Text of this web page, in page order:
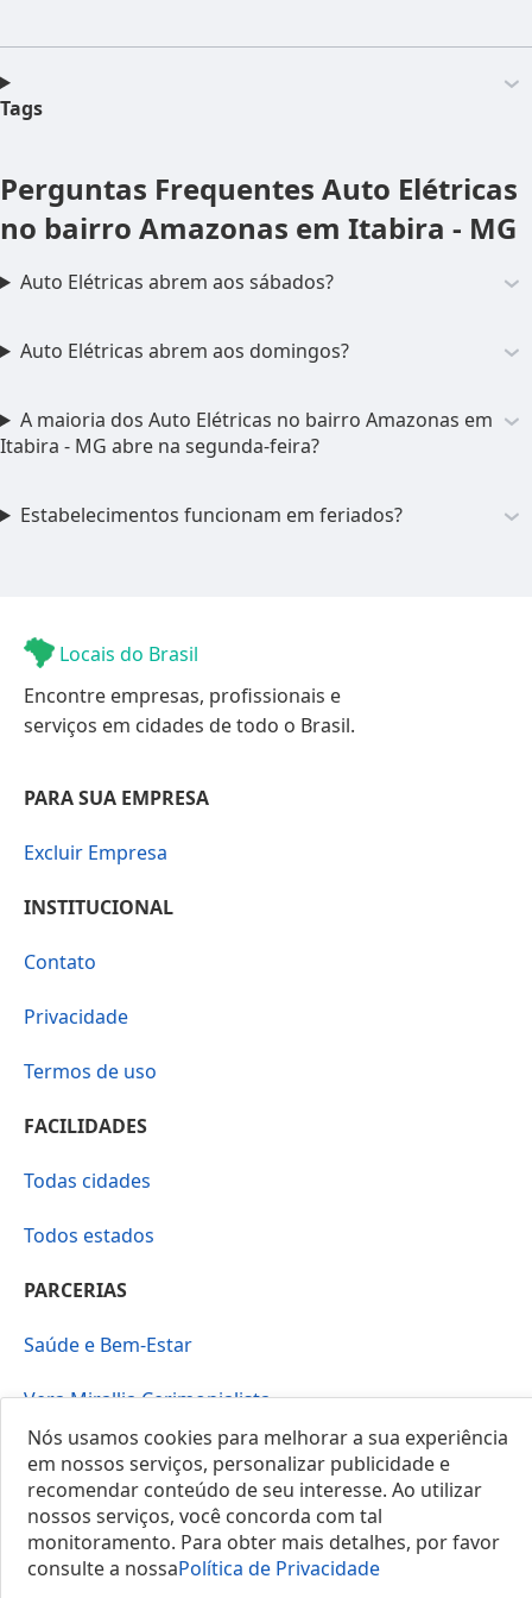
Tags
Perguntas Frequentes Auto Elétricas
no bairro Amazonas em Itabira - MG
Auto Elétricas abrem aos sábados?
Auto Elétricas abrem aos domingos?
A maioria dos Auto Elétricas no bairro Amazonas em
Itabira - MG abre na segunda-feira?
Estabelecimentos funcionam em feriados?
Locais do Brasil
Encontre empresas, profissionais e
serviços em cidades de todo o Brasil.
PARA SUA EMPRESA
Excluir Empresa
INSTITUCIONAL
Contato
Privacidade
Termos de uso
FACILIDADES
Todas cidades
Todos estados
PARCERIAS
Saúde e Bem-Estar
Vera Mirallia Cerimonialista
© 2025 Locais do Brasil
Nós usamos cookies para melhorar a sua experiência
em nossos serviços, personalizar publicidade e
recomendar conteúdo de seu interesse. Ao utilizar
nossos serviços, você concorda com tal
monitoramento. Para obter mais detalhes, por favor
consulte a nossaPolítica de Privacidade